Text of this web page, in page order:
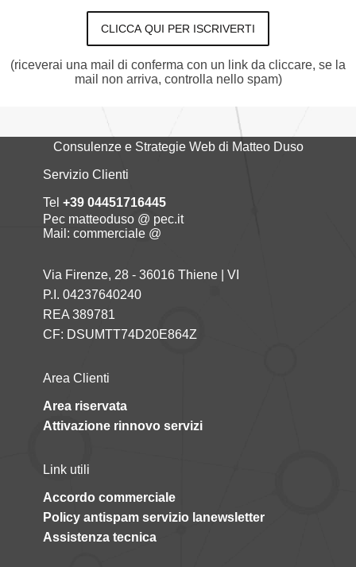
CLICCA QUI PER ISCRIVERTI
(riceverai una mail di conferma con un link da cliccare, se la
mail non arriva, controlla nello spam)
Consulenze e Strategie Web di Matteo Duso
Servizio Clienti
Tel +39 04451716445
Pec matteoduso @ pec.it
Mail: commerciale @
Via Firenze, 28 - 36016 Thiene | VI
P.I. 04237640240
REA 389781
CF: DSUMTT74D20E864Z
Area Clienti
Area riservata
Attivazione rinnovo servizi
Link utili
Accordo commerciale
Policy antispam servizio lanewsletter
Assistenza tecnica